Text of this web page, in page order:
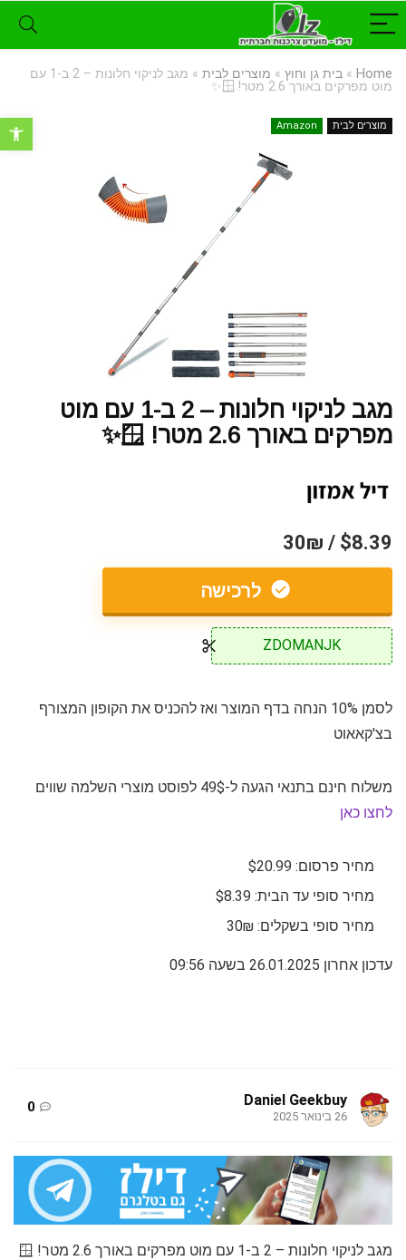
פתח
Home
» בית גן וחוץ » מוצרים לבית »
מגב לניקוי חלונות – 2 ב-1 עם
מוט מפרקים באורך 2.6 מטר! 🪟✨
מוצרים לבית Amazon
מגב לניקוי חלונות – 2 ב-1 עם מוט
מפרקים באורך 2.6 מטר! 🪟✨
$8.39 / 30₪
לרכישה
ZDOMANJK
לסמן 10% הנחה בדף המוצר ואז להכניס את הקופון המצורף
בצ'קאאוט
משלוח חינם בתנאי הגעה ל-49$ לפוסט מוצרי השלמה שווים
לחצו כאן
מחיר פרסום: $20.99
מחיר סופי עד הבית: $8.39
מחיר סופי בשקלים: 30₪
עדכון אחרון 26.01.2025 בשעה 09:56
Daniel Geekbuy
26 בינואר 2025
0
מגב לניקוי חלונות – 2 ב-1 עם מוט מפרקים באורך 2.6 מטר! 🪟